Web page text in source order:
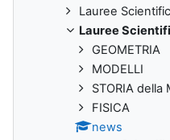
Lauree
Lauree
GEOMETRIA
MODELLI
STORIA della
FISICA
news